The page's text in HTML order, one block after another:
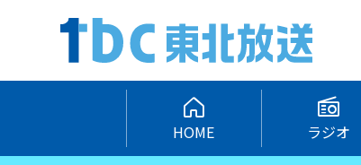
HOME ラジオ